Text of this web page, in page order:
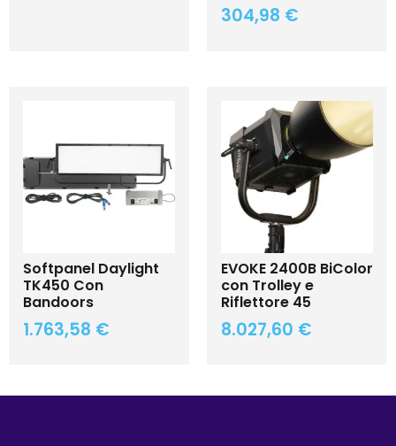
304,98 €
Softpanel Daylight
TK450 Con
Bandoors
1.763,58 €
EVOKE 2400B BiColor
con Trolley e
Riflettore 45
8.027,60 €